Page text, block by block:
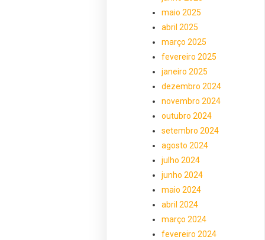
maio 2025
abril 2025
março 2025
fevereiro 2025
janeiro 2025
dezembro 2024
novembro 2024
outubro 2024
setembro 2024
agosto 2024
julho 2024
junho 2024
maio 2024
abril 2024
março 2024
fevereiro 2024